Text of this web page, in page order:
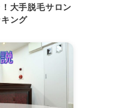
大手脱毛サロン
ング